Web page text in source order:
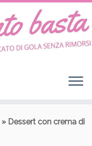
» Dessert con crema di